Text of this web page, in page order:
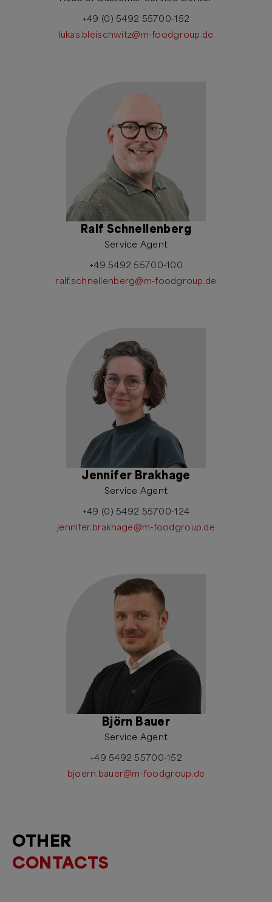
+49 (0) 5492 55700-152
lukas.bleischwitz@m-foodgroup.de
Ralf Schnellenberg
Service Agent
+49 5492 55700-100
ralf.schnellenberg@m-foodgroup.de
Jennifer Brakhage
Service Agent
+49 (0) 5492 55700-124
jennifer.brakhage@m-foodgroup.de
Björn Bauer
Service Agent
+49 5492 55700-152
bjoern.bauer@m-foodgroup.de
OTHER
CONTACTS